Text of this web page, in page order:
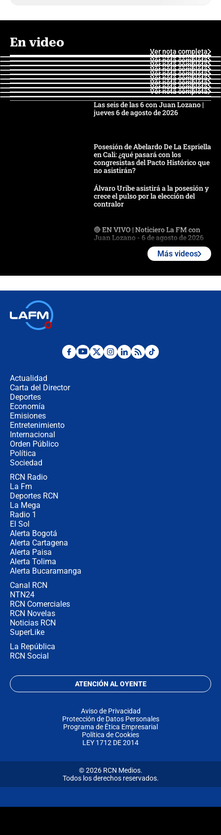
En video
Ver nota completa
Ver nota completa
Ver nota completa
Ver nota completa
Ver nota completa
Ver nota completa
Ver nota completa
Ver nota completa
Ver nota completa
Ver nota completa
Las seis de las 6 con Juan Lozano |
jueves 6 de agosto de 2026
Posesión de Abelardo De La Espriella
en Cali: ¿qué pasará con los
congresistas del Pacto Histórico que
no asistirán?
Álvaro Uribe asistirá a la posesión y
crece el pulso por la elección del
contralor
🔴 EN VIVO | Noticiero La FM con
Juan Lozano - 6 de agosto de 2026
Alias ‘Calarcá’ habría pagado $60
Más videos
Actualidad
Carta del Director
Deportes
Economía
Emisiones
Entretenimiento
Internacional
Orden Público
Política
Sociedad
RCN Radio
La Fm
Deportes RCN
La Mega
Radio 1
El Sol
Alerta Bogotá
Alerta Cartagena
Alerta Paisa
Alerta Tolima
Alerta Bucaramanga
Canal RCN
NTN24
RCN Comerciales
RCN Novelas
Noticias RCN
SuperLike
La República
RCN Social
ATENCIÓN AL OYENTE
Aviso de Privacidad
Protección de Datos Personales
Programa de Ética Empresarial
Política de Cookies
LEY 1712 DE 2014
© 2026 RCN Medios.
Todos los derechos reservados.